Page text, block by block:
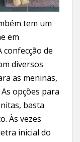
tem um
em
confecção de
diversos
as meninas,
opções para
basta
Às vezes
inicial do